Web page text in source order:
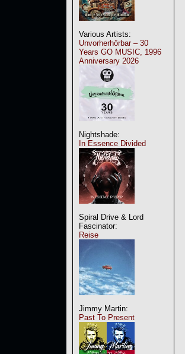
Various Artists:
Unvorherhörbar – 30
Years GO MUSIC, 1996
Anniversary 2026
Nightshade:
In Essence Divided
Spiral Drive & Lord
Fascinator:
Reise
Jimmy Martin:
Past To Present